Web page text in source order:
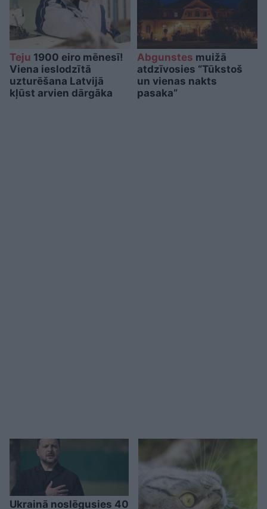
Teju 1900 eiro mēnesī!
Viena ieslodzītā
uzturēšana Latvijā
kļūst arvien dārgāka
Abgunstes muižā
atdzīvosies “Tūkstoš
un vienas nakts
pasaka”
Ukrainā noslēgusies 40